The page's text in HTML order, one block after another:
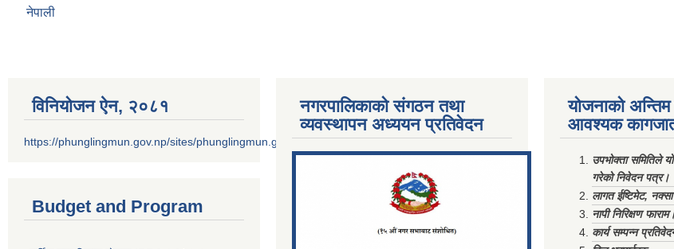
नेपाली
विनियोजन ऐन‚ २०८१
https://phunglingmun.gov.np/sites/phunglingmun.gov.np/files/documents/Al...
Budget and Program
नगरपालिकाको संगठन तथा
व्यवस्थापन अध्ययन प्रतिवेदन
योजनाको अन्तिम
आवश्यक
उपभोक्ता समितिले
गरेको निवेदन पत्र।
लागत ईष्टिमेट,
नापी निरिक्षण
कार्य सम्पन्न